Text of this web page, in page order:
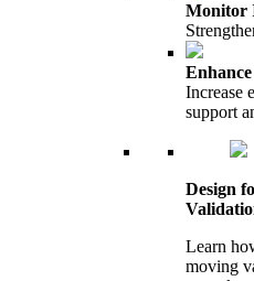
Monitor
Increase
support
Design
Learn
moving